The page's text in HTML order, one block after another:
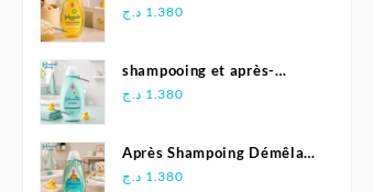
Bébé 500 ml - Johnson's
1.380 د.ج
shampooing et après-
shampoing 2en1 Soft &
1.380 د.ج
Après Shampoing Démêlant
pour bébé - Johnson'S Baby
1.380 د.ج